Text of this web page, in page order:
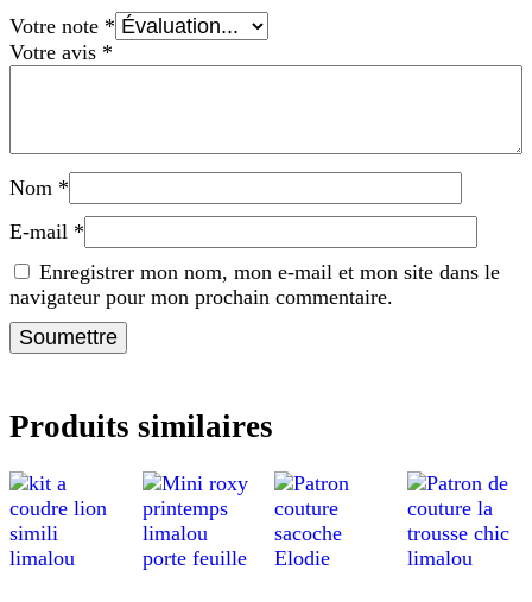
Votre note *
Votre avis *
Nom *
E-mail *
Enregistrer mon nom, mon e-mail et mon site dans le
navigateur pour mon prochain commentaire.
Produits similaires